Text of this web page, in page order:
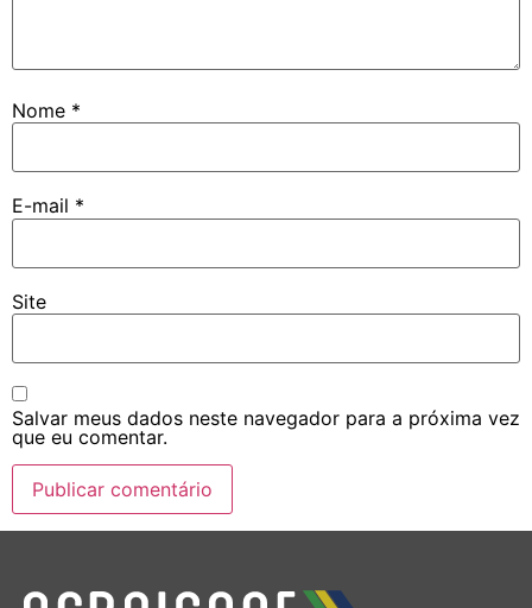
Nome *
E-mail *
Site
Salvar meus dados neste navegador para a próxima vez
que eu comentar.